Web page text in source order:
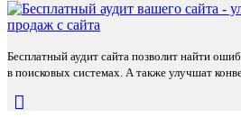
Бесплатный аудит сайта позволит найти
в поисковых системах. А также улучшат